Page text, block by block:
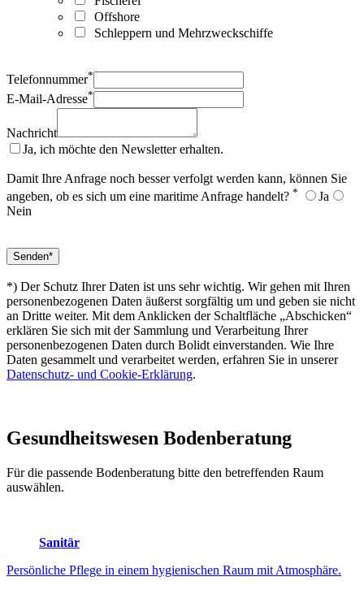
Offshore
Schleppern und Mehrzweckschiffe
Telefonnummer*
E-Mail-Adresse*
Nachricht
Ja, ich möchte den Newsletter erhalten.
Damit Ihre Anfrage noch besser verfolgt werden kann, können Sie
angeben, ob es sich um eine maritime Anfrage handelt? *
Ja
Nein
*) Der Schutz Ihrer Daten ist uns sehr wichtig. Wir gehen mit Ihren
personenbezogenen Daten äußerst sorgfältig um und geben sie nicht
an Dritte weiter. Mit dem Anklicken der Schaltfläche „Abschicken“
erklären Sie sich mit der Sammlung und Verarbeitung Ihrer
personenbezogenen Daten durch Bolidt einverstanden. Wie Ihre
Daten gesammelt und verarbeitet werden, erfahren Sie in unserer
Datenschutz- und Cookie-Erklärung.
Gesundheitswesen Bodenberatung
Für die passende Bodenberatung bitte den betreffenden Raum
auswählen.
Sanitär
Persönliche Pflege in einem hygienischen Raum mit Atmosphäre.